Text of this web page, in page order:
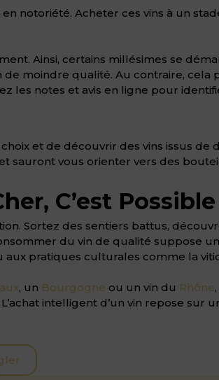
notoriété. Acheter ces vins à un
Ainsi, certains millésimes se
moindre qualité. Au contraire, cela
les notes et avis en ligne pour
et de découvrir des vins issus de
sauront vous orienter vers des
C’est Possible
Sortez des sentiers battus,
du vin de qualité suppose
aux pratiques culturales comme la
, un Bourgogne ou un vin du Rhône
intelligent d’un vin repose sur